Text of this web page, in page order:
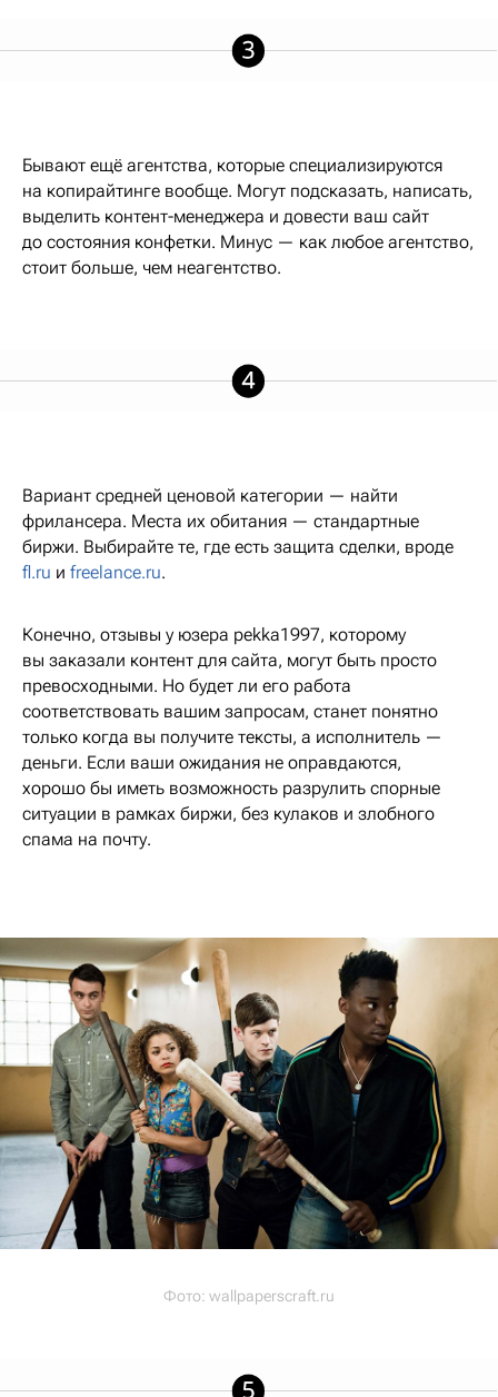
Бывают ещё агентства, которые специализируются
на копирайтинге вообще. Могут подсказать, написать,
выделить контент-менеджера и довести ваш сайт
до состояния конфетки. Минус — как любое агентство,
стоит больше, чем неагентство.
Вариант средней ценовой категории — найти
фрилансера. Места их обитания — стандартные
биржи. Выбирайте те, где есть защита сделки, вроде
fl.ru и freelance.ru.
Конечно, отзывы у юзера pekka1997, которому
вы заказали контент для сайта, могут быть просто
превосходными. Но будет ли его работа
соответствовать вашим запросам, станет понятно
только когда вы получите тексты, а исполнитель —
деньги. Если ваши ожидания не оправдаются,
хорошо бы иметь возможность разрулить спорные
ситуации в рамках биржи, без кулаков и злобного
спама на почту.
Фото: wallpaperscraft.ru